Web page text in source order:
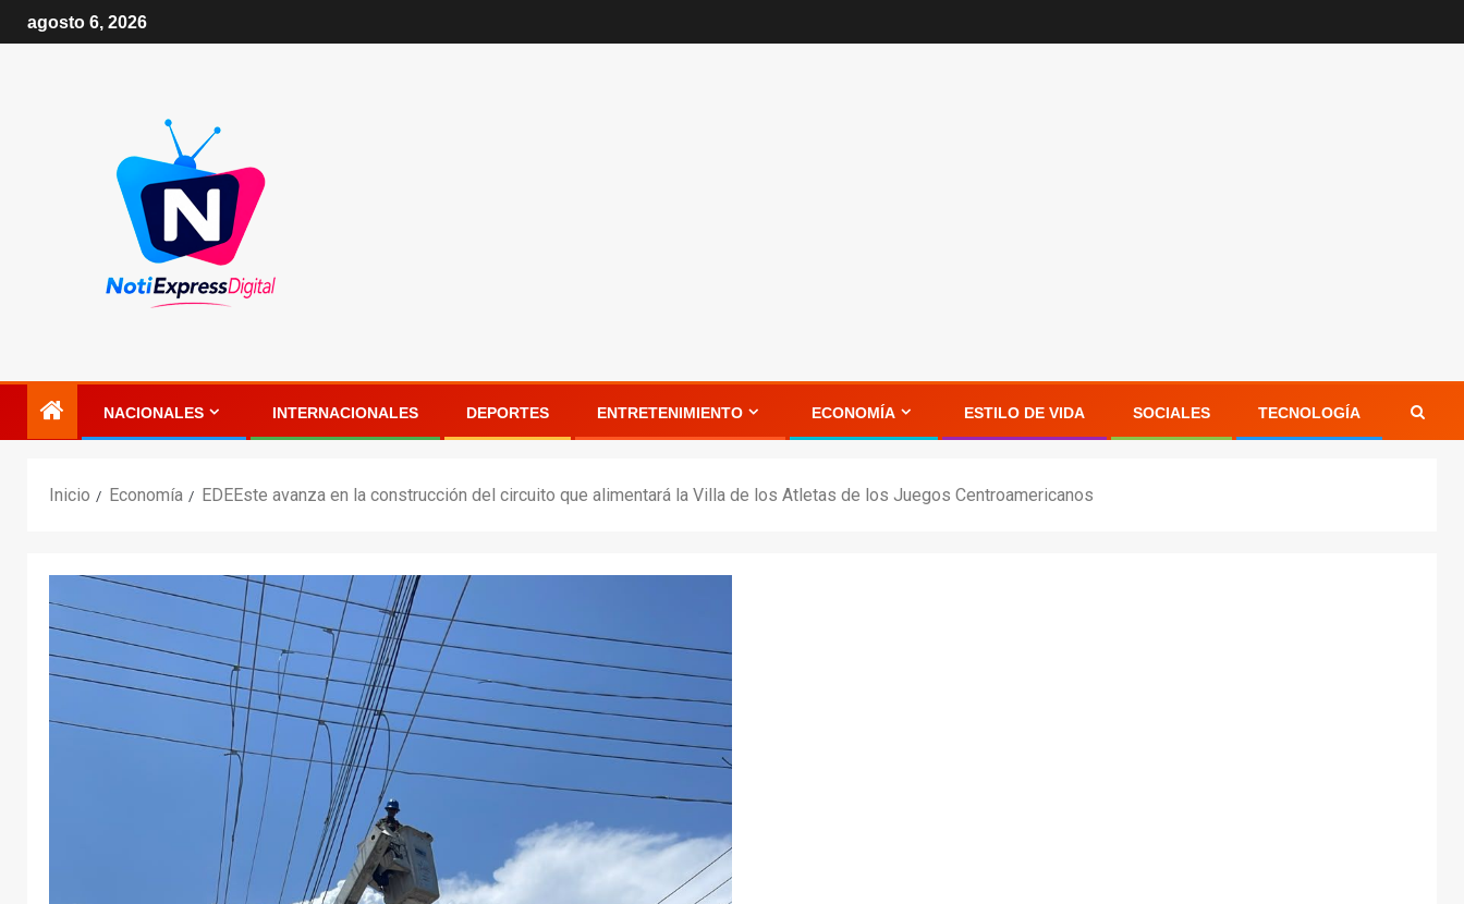
agosto 6, 2026
NACIONALES INTERNACIONALES DEPORTES ENTRETENIMIENTO ECONOMÍA ESTILO DE VIDA SOCIALES TECNOLOGÍA
Inicio Economía EDEEste avanza en la construcción del circuito que alimentará la Villa de los Atletas de los Juegos Centroamericanos